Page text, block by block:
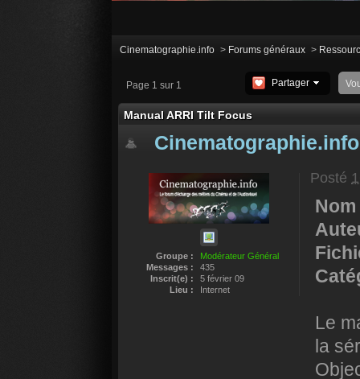
Cinematographie.info > Forums généraux >
Page 1 sur 1 Partager
Manual ARRI Tilt Focus
Cinematographie.info
Groupe :
Modérateur Général
Messages :
435
Inscrit(e) :
5 février 09
Lieu :
Internet
Posté
Le
la